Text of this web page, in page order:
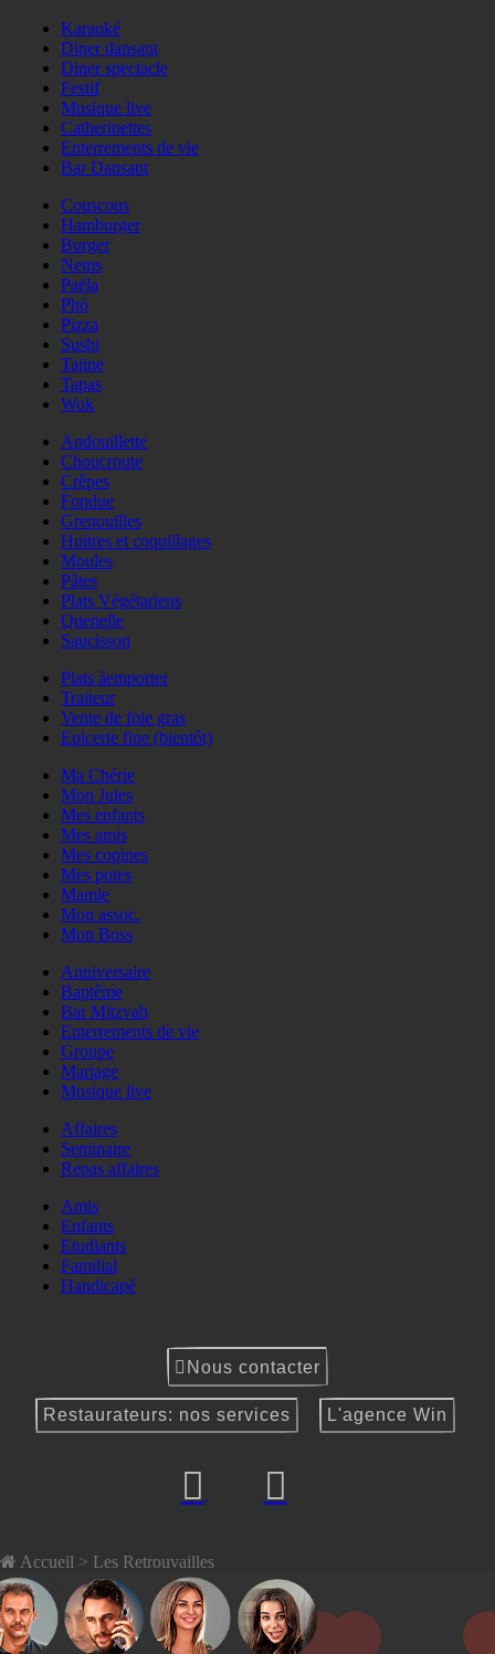
Karaoké
Diner dansant
Diner spectacle
Festif
Musique live
Catherinettes
Enterrements de vie
Bar Dansant
Couscous
Hamburger
Burger
Nems
Paëla
Phö
Pizza
Sushi
Tajine
Tapas
Wok
Andouillette
Choucroute
Crêpes
Fondue
Grenouilles
Huitres et coquillages
Moules
Pâtes
Plats Végétariens
Quenelle
Saucisson
Plats àemporter
Traiteur
Vente de foie gras
Epicerie fine (bientôt)
Ma Chérie
Mon Jules
Mes enfants
Mes amis
Mes copines
Mes potes
Mamie
Mon assoc.
Mon Boss
Anniversaire
Baptême
Bar Mitzvah
Enterrements de vie
Groupe
Mariage
Musique live
Affaires
Seminaire
Repas affaires
Amis
Enfants
Etudiants
Familial
Handicapé
Nous contacter
Restaurateurs: nos services L'agence Win
Accueil > Les Retrouvailles